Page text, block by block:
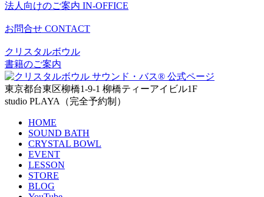
法人向けのご案内 IN-OFFICE
お問合せ CONTACT
クリスタルボウル
書籍のご案内
東京都台東区柳橋1-9-1 柳橋ティーアイビル1F
studio PLAYA（完全予約制）
HOME
SOUND BATH
CRYSTAL BOWL
EVENT
LESSON
STORE
BLOG